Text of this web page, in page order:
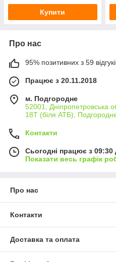
Купити
Про нас
95% позитивних з 59
Працює з 20.11.2018
м. Подгородне
52001, Дніпропетровська
18Т (біля АТБ),
Контакти
Сьогодні працює з 09:30
Показати весь графік
Про нас
Контакти
Доставка та оплата